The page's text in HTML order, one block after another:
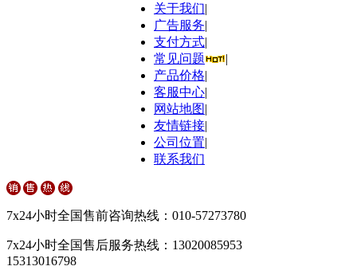
关于我们|
广告服务|
支付方式|
常见问题
|
产品价格|
客服中心|
网站地图|
友情链接|
公司位置|
联系我们
7x24小时全国售前咨询热线：010-57273780
7x24小时全国售后服务热线：13020085953
15313016798